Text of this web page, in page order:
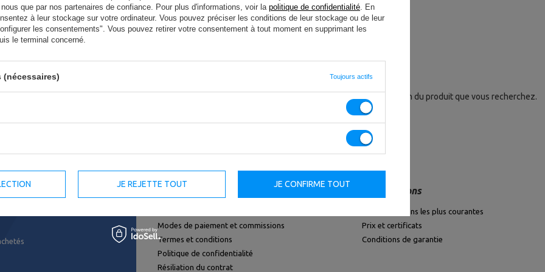
des paramètres plus précis. Veuillez utilisermoteur de recherche avancé
un produit qui n'est pas dans notre offre ?
l'acheter dans notre boutique, vous pouvez utiliser un formulaire spécial et nous envoyer une description du produit que vous recherchez.
Termes et conditions
Modes de paiement et commissions
Termes et conditions
Politique de confidentialité
Résiliation du contrat
Informations
FAQ - questions les plus courantes
Prix et certificats
Conditions de garantie
que par nos partenaires de confiance. Pour plus d'informations, voir la politique de confidentialité . En
à leur stockage sur votre ordinateur. Vous pouvez préciser les conditions de leur stockage ou de leur
les consentements". Vous pouvez retirer votre consentement à tout moment en supprimant les
le terminal concerné.
Toujours actifs
JE REJETTE TOUT JE CONFIRME TOUT